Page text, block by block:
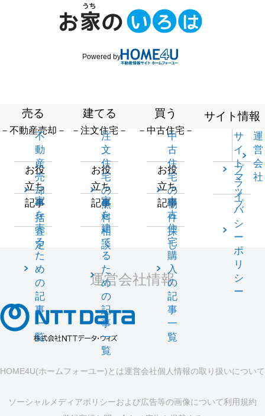
Powered by
売る
－不動産売却－
不
動
産
売
却
一
括
査
定
お役
立ち
記事
家
を
売
る
た
め
の
記
事
一
覧
建てる
－注文住宅－
注
文
住
宅
の
無
料
相
談
お役
立ち
記事
家
を
建
て
る
た
め
の
記
事
一
覧
買う
－中古住宅－
中
古
住
宅
の
物
件
探
し
お役
立ち
記事
中
古
住
宅
購
入
の
記
事
一
覧
サイト情報
サ
イ
ト
マ
ッ
プ
運
営
会
社
プ
ラ
イ
バ
シ
ー
ポ
リ
シ
ー
運営会社情報
HOME4U(ホームフォーユー)とは運営会社個人情報の取り扱いについて
ソーシャルメディアポリシーおよび広告等の画像について利用規約